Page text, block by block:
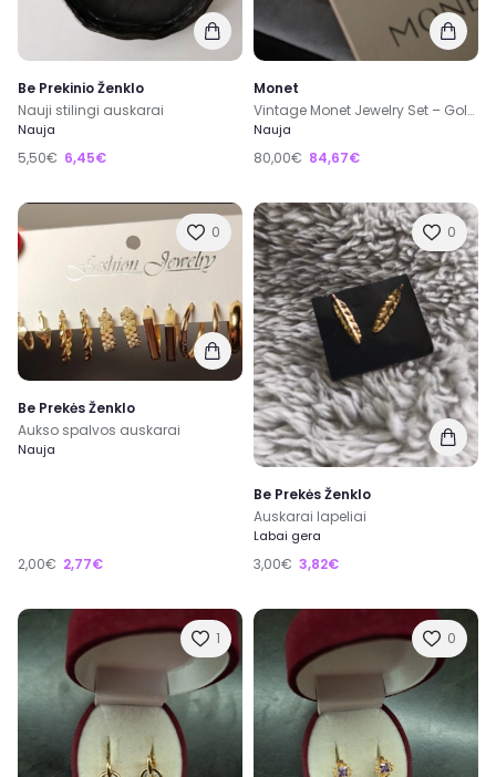
Be Prekinio Ženklo
Nauji stilingi auskarai
Nauja
5,50€ 6,45€
Monet
Vintage Monet Jewelry Set – Gold Tone Necklace and Earrings
Nauja
80,00€ 84,67€
0
Be Prekės Ženklo
Aukso spalvos auskarai
Nauja
2,00€ 2,77€
0
Be Prekės Ženklo
Auskarai lapeliai
Labai gera
3,00€ 3,82€
1 0